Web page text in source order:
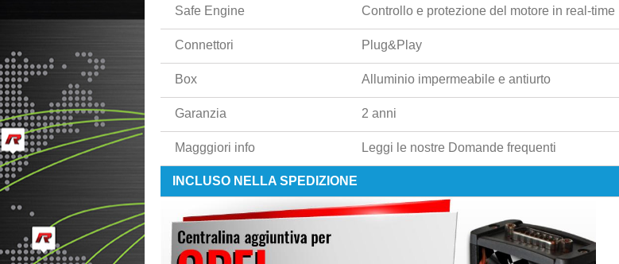
Safe Engine Controllo e protezione del motore in real-time
Connettori Plug&Play
Box Alluminio impermeabile e antiurto
Garanzia 2 anni
Magggiori info Leggi le nostre Domande frequenti
INCLUSO NELLA SPEDIZIONE